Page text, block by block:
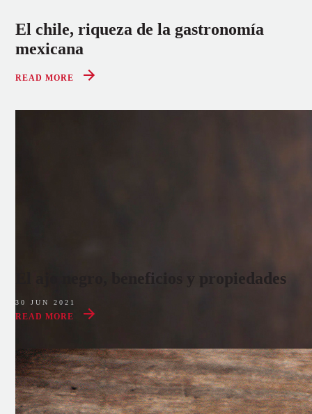
El chile, riqueza de la gastronomía
mexicana
READ MORE
El ajo negro, beneficios y propiedades
30 JUN 2021
READ MORE